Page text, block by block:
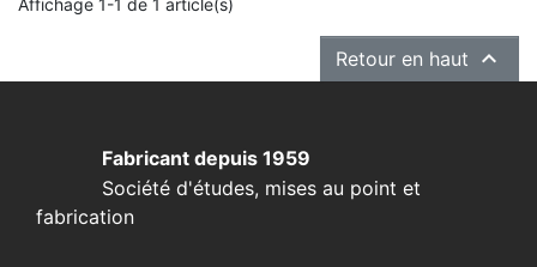
Affichage 1-1 de 1 article(s)
Retour en haut 
Fabricant depuis 1959
Société d'études, mises au point et
fabrication